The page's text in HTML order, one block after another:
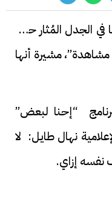
في الجدل المُثار حول
مشيرة أنها
“إحنا لبعض”
نهال طايل: لا
إزاي.